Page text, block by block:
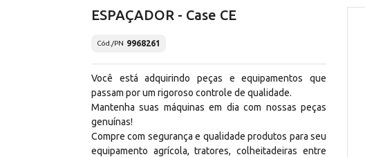
ESPAÇADOR - Case CE
Cód./PN 9968261
Você está adquirindo peças e equipamentos que
passam por um rigoroso controle de qualidade.
Mantenha suas máquinas em dia com nossas peças
genuínas!
Compre com segurança e qualidade produtos para seu
equipamento agrícola, tratores, colheitadeiras entre